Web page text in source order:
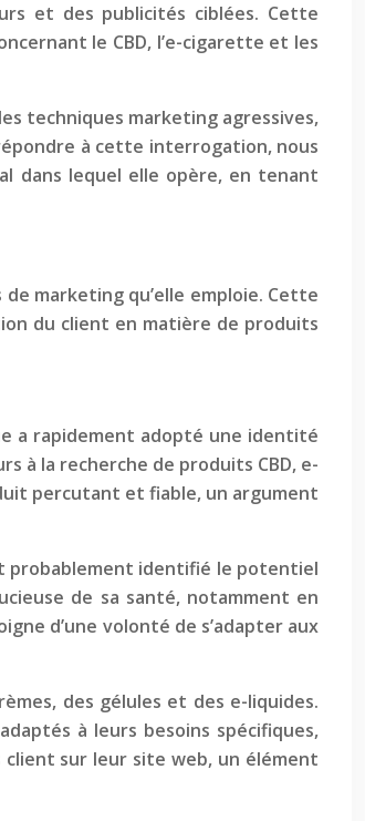
et des publicités ciblées. Cette
le CBD, l’e-cigarette et les
techniques marketing agressives,
à cette interrogation, nous
dans lequel elle opère, en tenant
marketing qu’elle emploie. Cette
du client en matière de produits
a rapidement adopté une identité
à la recherche de produits CBD, e-
percutant et fiable, un argument
probablement identifié le potentiel
de sa santé, notamment en
d’une volonté de s’adapter aux
des gélules et des e-liquides.
à leurs besoins spécifiques,
sur leur site web, un élément